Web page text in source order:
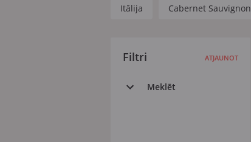
Itālija Cabernet Sauvignon
Filtri ATJAUNOT
Meklēt